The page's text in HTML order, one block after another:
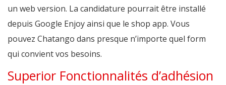
un web version. La candidature pourrait être installé
depuis Google Enjoy ainsi que le shop app. Vous
pouvez Chatango dans presque n’importe quel form
qui convient vos besoins.
Superior Fonctionnalités d’adhésion